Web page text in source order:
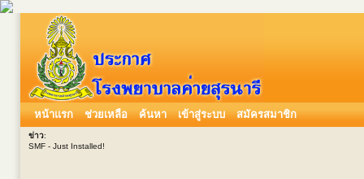
หน้าแรก ช่วยเหลือ ค้นหา เข้าสู่ระบบ สมัครสมาชิก
ข่าว:
SMF - Just Installed!